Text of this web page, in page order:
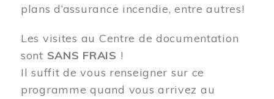
plans d’assurance incendie, entre autres!
Les visites au Centre de documentation
sont SANS FRAIS !
Il suffit de vous renseigner sur ce
programme quand vous arrivez au